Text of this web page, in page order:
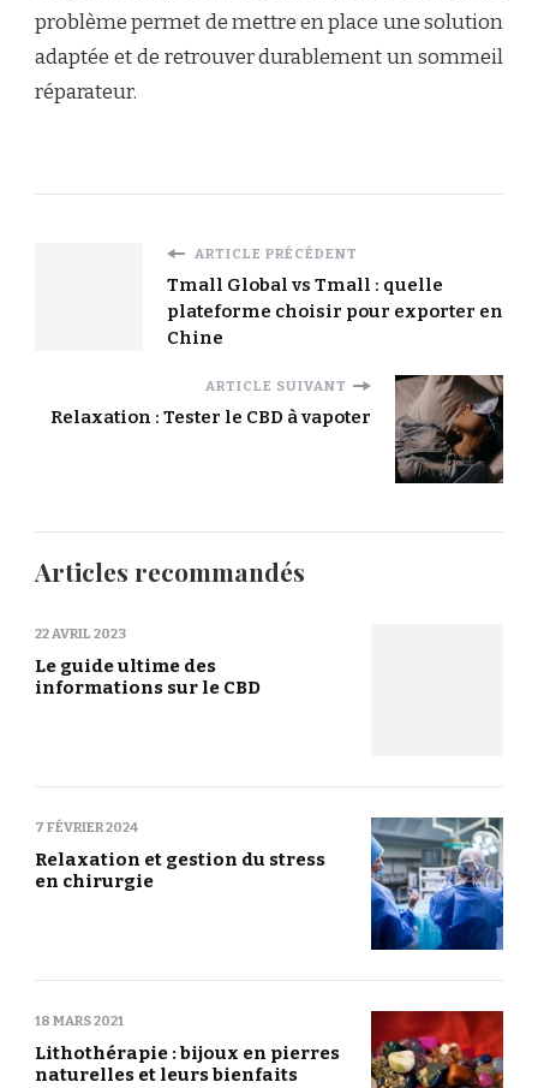
problème permet de mettre en place une solution
adaptée et de retrouver durablement un sommeil
réparateur.
ARTICLE PRÉCÉDENT
Tmall Global vs Tmall : quelle
plateforme choisir pour exporter en
Chine
ARTICLE SUIVANT
Relaxation : Tester le CBD à vapoter
Articles recommandés
22 AVRIL 2023
Le guide ultime des
informations sur le CBD
7 FÉVRIER 2024
Relaxation et gestion du stress
en chirurgie
18 MARS 2021
Lithothérapie : bijoux en pierres
naturelles et leurs bienfaits